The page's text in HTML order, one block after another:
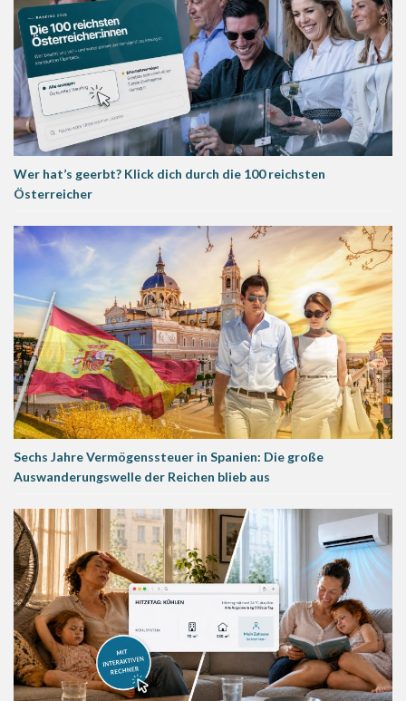
Wer hat’s geerbt? Klick dich durch die 100 reichsten
Österreicher
Sechs Jahre Vermögenssteuer in Spanien: Die große
Auswanderungswelle der Reichen blieb aus